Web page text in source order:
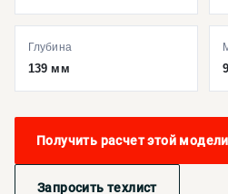
Глубина
139 мм
Получить расчет этой модели
Запросить техлист